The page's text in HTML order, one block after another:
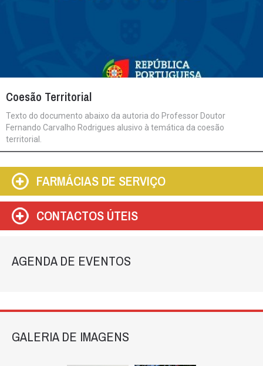
Coesão Territorial
Texto do documento abaixo da autoria do Professor Doutor
Fernando Carvalho Rodrigues alusivo à temática da coesão
territorial.
FARMÁCIAS DE SERVIÇO
CONTACTOS ÚTEIS
AGENDA DE EVENTOS
GALERIA DE IMAGENS